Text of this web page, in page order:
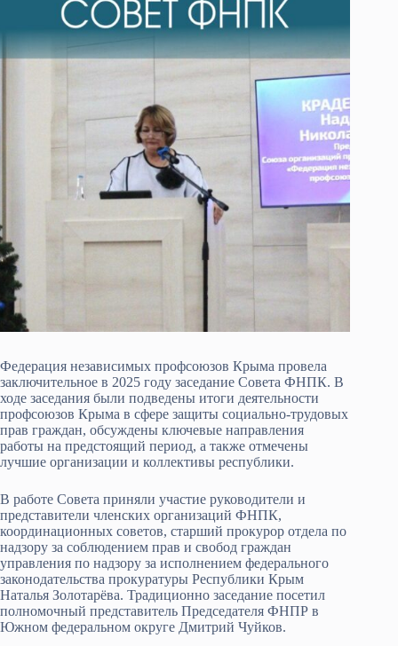
Федерация независимых профсоюзов Крыма провела
заключительное в 2025 году заседание Совета ФНПК. В
ходе заседания были подведены итоги деятельности
профсоюзов Крыма в сфере защиты социально-трудовых
прав граждан, обсуждены ключевые направления
работы на предстоящий период, а также отмечены
лучшие организации и коллективы республики.
В работе Совета приняли участие руководители и
представители членских организаций ФНПК,
координационных советов, старший прокурор отдела по
надзору за соблюдением прав и свобод граждан
управления по надзору за исполнением федерального
законодательства прокуратуры Республики Крым
Наталья Золотарёва. Традиционно заседание посетил
полномочный представитель Председателя ФНПР в
Южном федеральном округе Дмитрий Чуйков.